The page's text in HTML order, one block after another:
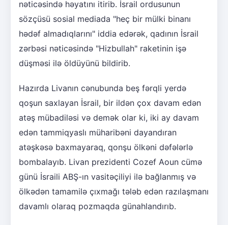
nəticəsində həyatını itirib. İsrail ordusunun
sözçüsü sosial mediada "heç bir mülki binanı
hədəf almadıqlarını" iddia edərək, qadının İsrail
zərbəsi nəticəsində "Hizbullah" raketinin işə
düşməsi ilə öldüyünü bildirib.
Hazırda Livanın cənubunda beş fərqli yerdə
qoşun saxlayan İsrail, bir ildən çox davam edən
atəş mübadiləsi və demək olar ki, iki ay davam
edən tammiqyaslı müharibəni dayandıran
atəşkəsə baxmayaraq, qonşu ölkəni dəfələrlə
bombalayıb. Livan prezidenti Cozef Aoun cümə
günü İsraili ABŞ-ın vasitəçiliyi ilə bağlanmış və
ölkədən tamamilə çıxmağı tələb edən razılaşmanı
davamlı olaraq pozmaqda günahlandırıb.